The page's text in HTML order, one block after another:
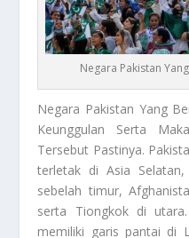
Negara Pakistan
Negara Pakistan Yang
Keunggulan Serta
Tersebut Pastinya.
terletak di Asia
sebelah timur,
serta Tiongkok di
memiliki garis pantai di